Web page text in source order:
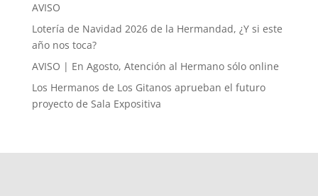
AVISO
Lotería de Navidad 2026 de la Hermandad, ¿Y si este
año nos toca?
AVISO | En Agosto, Atención al Hermano sólo online
Los Hermanos de Los Gitanos aprueban el futuro
proyecto de Sala Expositiva